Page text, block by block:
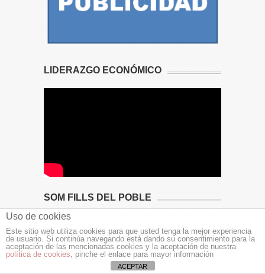
LIDERAZGO ECONÓMICO
SOM FILLS DEL POBLE
Uso de cookies
Este sitio web utiliza cookies para que usted tenga la mejor experiencia
de usuario. Si continúa navegando está dando su consentimiento para la
aceptación de las mencionadas cookies y la aceptación de nuestra
política de cookies, pinche el enlace para mayor información
ACEPTAR